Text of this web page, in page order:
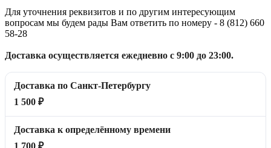
Для уточнения реквизитов и по другим интересующим
вопросам мы будем рады Вам ответить по номеру - 8 (812) 660
58-28
Доставка осуществляется ежедневно с 9:00 до 23:00.
Доставка по Санкт-Петербургу
1 500 ₽
Доставка к определённому времени
1 700 ₽